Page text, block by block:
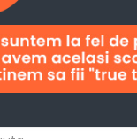
afla noutatile